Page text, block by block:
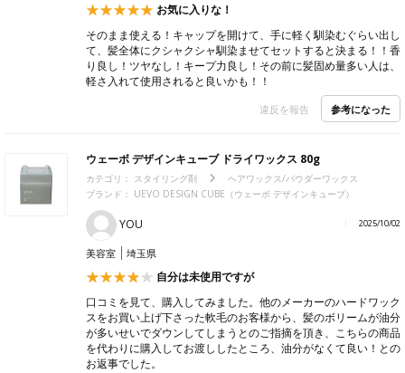
お気に入りな！
そのまま使える！キャップを開けて、手に軽く馴染むぐらい出し
て、髪全体にクシャクシャ馴染ませてセットすると決まる！！香
り良し！ツヤなし！キープ力良し！その前に髪固め量多い人は、
軽さ入れて使用されると良いかも！！
違反を報告 参考になった
ウェーボ デザインキューブ ドライワックス 80g
カテゴリ： スタイリング剤
ヘアワックス/パウダーワックス
ブランド： UEVO DESIGN CUBE（ウェーボ デザインキューブ）
YOU 2025/10/02
美容室 埼玉県
自分は未使用ですが
口コミを見て、購入してみました。他のメーカーのハードワック
スをお買い上げ下さった軟毛のお客様から、髪のボリームが油分
が多いせいでダウンしてしまうとのご指摘を頂き、こちらの商品
を代わりに購入してお渡ししたところ、油分がなくて良い！との
お返事でした。